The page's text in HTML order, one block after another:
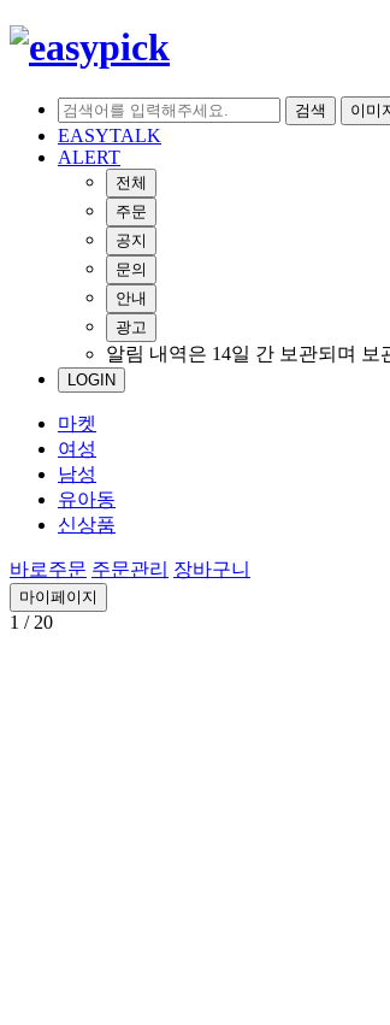
검색 이미
EASYTALK
ALERT
전체
주문
공지
문의
안내
광고
알림 내역은 14일 간 보관되며
LOGIN
마켓
여성
남성
유아동
신상품
바로주문 주문관리 장바구니
마이페이지
1 / 20